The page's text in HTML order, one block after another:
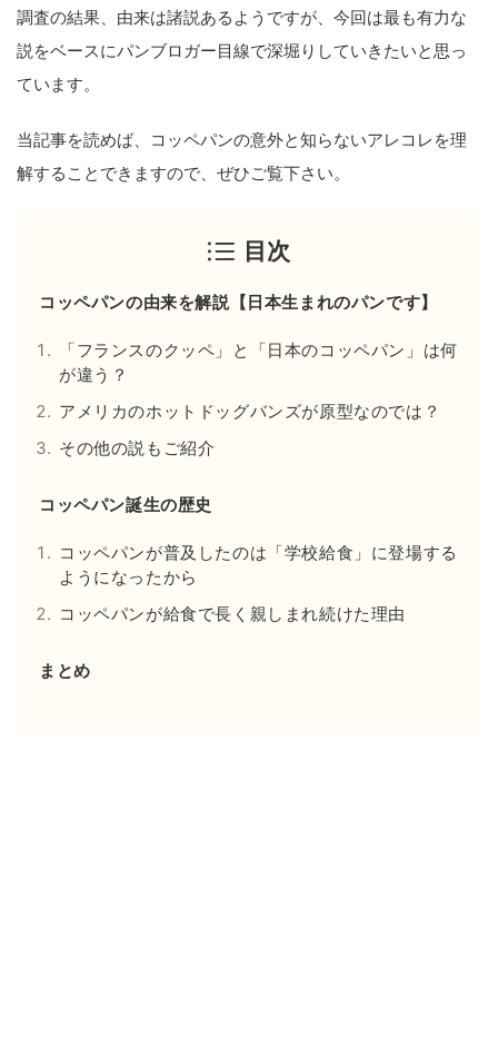
調査の結果、由来は諸説あるようですが、今回は最も有力な
説をベースにパンブロガー目線で深堀りしていきたいと思っ
ています。
当記事を読めば、コッペパンの意外と知らないアレコレを理
解することできますので、ぜひご覧下さい。
目次
コッペパンの由来を解説【日本生まれのパンです】
「フランスのクッペ」と「日本のコッペパン」は何
が違う？
アメリカのホットドッグバンズが原型なのでは？
その他の説もご紹介
コッペパン誕生の歴史
コッペパンが普及したのは「学校給食」に登場する
ようになったから
コッペパンが給食で長く親しまれ続けた理由
まとめ